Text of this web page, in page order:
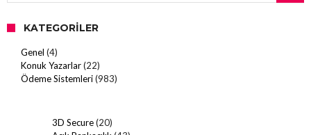
KATEGORILER
Genel (4)
Konuk Yazarlar(22)
Ödeme Sistemleri(983)
3D Secure(20)